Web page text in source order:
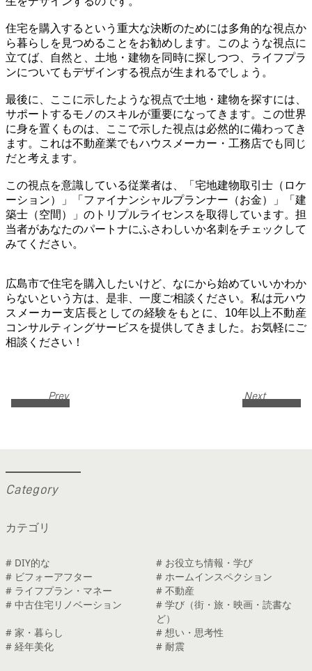
住宅を購入するという重大な決断のためには多角的な視点か
ら暮らしを見つめることをお勧めします。このような視点に
立てば、自然と、土地・建物を同時に探しつつ、ライフプラ
ンについてもデザインする視点が生まれるでしょう。
最後に、ここに示したような視点で土地・建物を探すには、
サポートするモノのスキルが重要になってきます。この世界
に身を置くものは、ここで示した視点は必然的に備わってき
ます。これは不動産業でもハウスメーカー・工務店でも同じ
だと考えます。
この視点を意識している従業者は、「宅地建物取引士（ロケ
ーション）」「ファイナンシャルプランナー（お金）」「建
築士（空間）」のトリプルライセンスを取得しています。担
当者があなたのパートナにふさわしいか名刺をチェックして
みてください。
広島市で住宅を購入したいけど、なにから始めていいかわか
らないという方は、是非、一度ご相談ください。私は元ハウ
スメーカー支店長としての経験をもとに、10年以上不動産
コンサルティングサービスを提供してきました。お気軽にご
相談ください！
Prev Next
Category
カテゴリ
# DIY的な
# お役立ち情報・学び
# ビフォーアフター
# ホームインスペクション
# ライフプラン・マネー
# 不動産
# 中古住宅リノベーション
# 学び（街・旅・映画・読書な
ど）
# 家・暮らし
# 想い・思考性
# 経年美化
# 耐震